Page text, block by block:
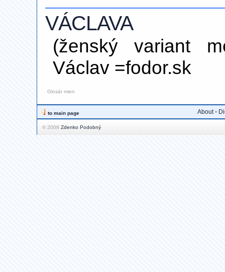
VÁCLAVA
(ženský variant
Václav =fodor.sk
Glosár mien
to main page About•
© 2008 Zdenko Podobný